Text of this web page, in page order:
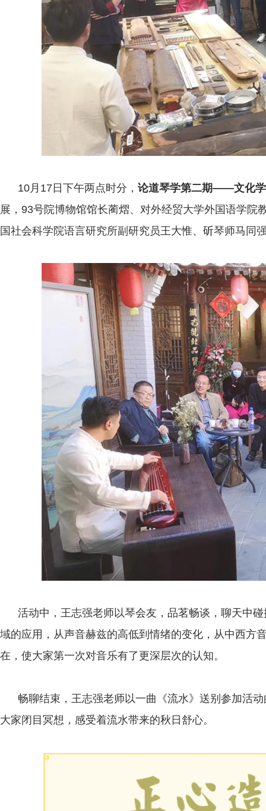
10月17日下午两点时分， 论道琴学第二期——文化
展，93号院博物馆馆长蔺熠、对外经贸大学外国语学院
国社会科学院语言研究所副研究员王大惟、斫琴师马同
活动中，王志强老师以琴会友，品茗畅谈，聊天中碰
域的应用，从声音赫兹的高低到情绪的变化，从中西方
在，使大家第一次对音乐有了更深层次的认知。
畅聊结束，王志强老师以一曲《流水》送别参加活动
大家闭目冥想，感受着流水带来的秋日舒心。